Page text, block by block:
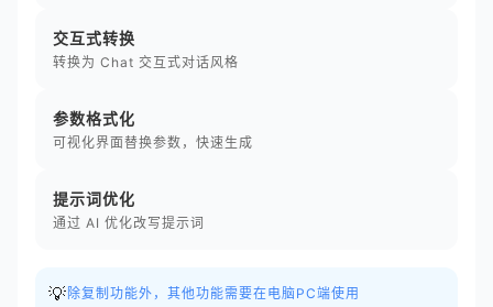
交互式转换
转换为 Chat 交互式对话风格
参数格式化
可视化界面替换参数，快速生成
提示词优化
通过 AI 优化改写提示词
💡 除复制功能外，其他功能需要在电脑PC端使用